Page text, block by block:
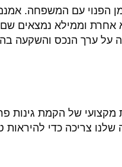
הפנוי עם המשפחה.
אחרת וממילא נמצאים
על ערך הנכס והשקעה בה
של הקמת גינות
שלנו צריכה כדי להיראות